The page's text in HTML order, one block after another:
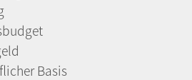
Basis